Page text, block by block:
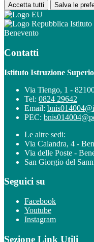
Accetta tutti Salva le
Istituto
Benevento
Contatti
Istituto Istruzione
Via Tiengo, 1 -
Tel: 0824 29642
Email:
PEC:
Le altre sedi:
Via Calandra, 4 -
Via delle Poste -
San Giorgio del
Seguici su
Facebook
Youtube
Instagram
Sezione Link Utili